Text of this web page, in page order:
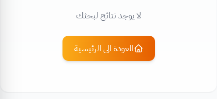
لا يوجد نتائج لبحثك
العودة الى الرئيسية